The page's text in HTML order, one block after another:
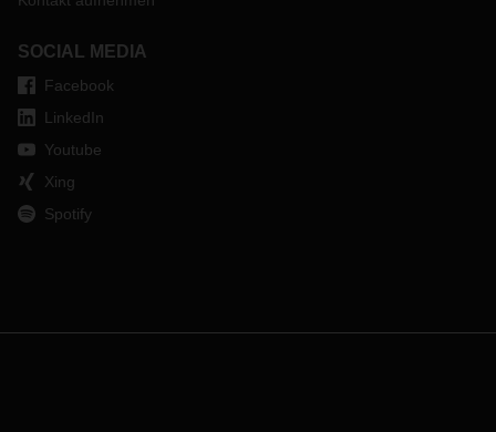
SOCIAL MEDIA
Facebook
LinkedIn
Youtube
Xing
Spotify